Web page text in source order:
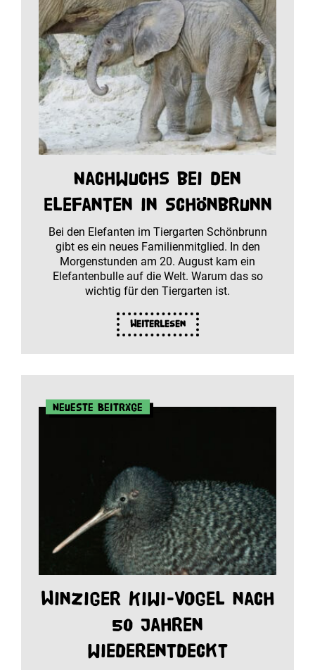
Nachwuchs bei den
Elefanten in Schönbrunn
Bei den Elefanten im Tiergarten Schönbrunn
gibt es ein neues Familienmitglied. In den
Morgenstunden am 20. August kam ein
Elefantenbulle auf die Welt. Warum das so
wichtig für den Tiergarten ist.
Weiterlesen
Neueste Beiträge
Winziger Kiwi-Vogel nach
50 Jahren
wiederentdeckt